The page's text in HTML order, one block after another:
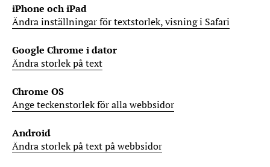
iPhone och iPad
Ändra inställningar för textstorlek, visning i Safari
Google Chrome i dator
Ändra storlek på text
Chrome OS
Ange teckenstorlek för alla webbsidor
Android
Ändra storlek på text på webbsidor